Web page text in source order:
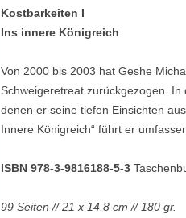
Kostbarkeiten I
Ins innere Königreich
Von 2000 bis 2003 hat Geshe
Schweigeretreat zurückgezogen.
denen er seine tiefen Einsichten
Innere Königreich“ führt er
ISBN 978-3-9816188-5-3
99 Seiten // 21 x 14,8 cm // 180 gr.